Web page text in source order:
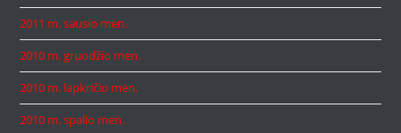
2011 m. sausio mėn.
2010 m. gruodžio mėn.
2010 m. lapkričio mėn.
2010 m. spalio mėn.